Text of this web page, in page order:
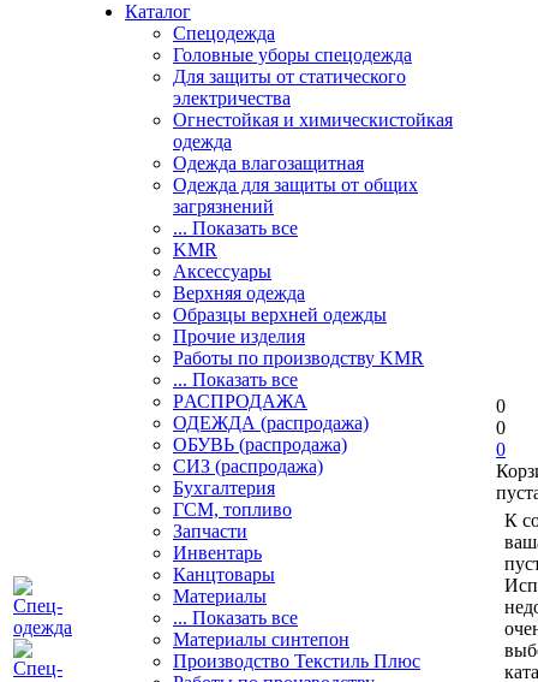
Каталог
Спецодежда
Головные уборы спецодежда
Для защиты от статического
электричества
Огнестойкая и химическистойкая
одежда
Одежда влагозащитная
Одежда для защиты от общих
загрязнений
... Показать все
KMR
Аксессуары
Верхняя одежда
Образцы верхней одежды
Прочие изделия
Работы по производству KMR
... Показать все
PАСПРОДАЖА
ОДЕЖДА (распродажа)
ОБУВЬ (распродажа)
СИЗ (распродажа)
Бухгалтерия
ГСМ, топливо
Запчасти
Инвентарь
Канцтовары
Материалы
... Показать все
Материалы синтепон
Производство Текстиль Плюс
0
0
0
К